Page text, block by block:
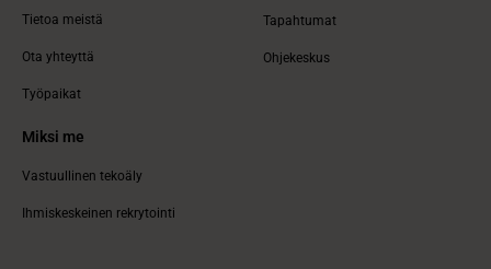
Tietoa meistä
Ota yhteyttä
Työpaikat
Miksi me
Vastuullinen tekoäly
Ihmiskeskeinen rekrytointi
Tapahtumat
Ohjekeskus